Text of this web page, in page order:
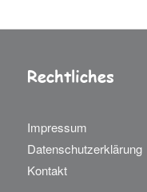
Rechtliches
Impressum
Datenschutzerklärung
Kontakt